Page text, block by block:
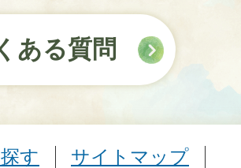
ある質問
す
サイトマップ